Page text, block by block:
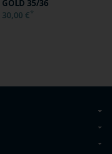
GOLD 35/36
30,00 €*